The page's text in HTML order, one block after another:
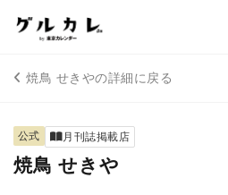
焼鳥 せきやの詳細に戻る
公式 月刊誌掲載店
焼鳥 せきや